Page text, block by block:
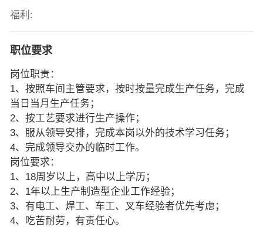
福利:
职位要求
岗位职责：
1、按照车间主管要求，按时按量完成生产任务，完成
当日当月生产任务；
2、按工艺要求进行生产操作；
3、服从领导安排，完成本岗以外的技术学习任务；
4、完成领导交办的临时工作。
岗位要求：
1、18周岁以上，高中以上学历；
2、1年以上生产制造型企业工作经验；
3、有电工、焊工、车工、叉车经验者优先考虑；
4、吃苦耐劳，有责任心。